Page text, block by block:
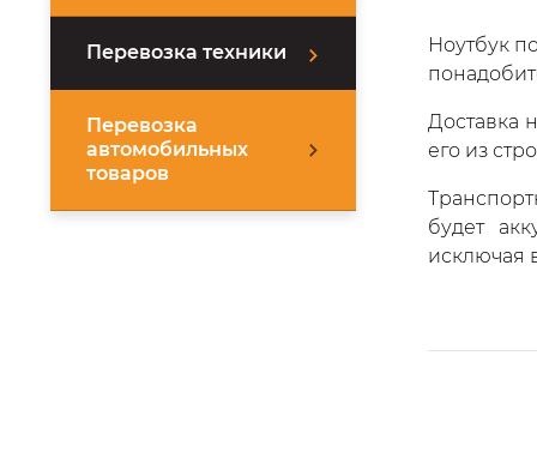
Перевозка техники
Перевозка
автомобильных
товаров
Ноутбук
Доставка
его из
будет
исключая